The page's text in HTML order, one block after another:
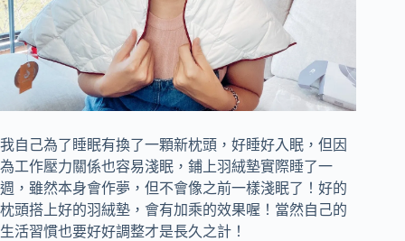
我自己為了睡眠有換了一顆新枕頭，好睡好入眠，但因
為工作壓力關係也容易淺眠，鋪上羽絨墊實際睡了一
週，雖然本身會作夢，但不會像之前一樣淺眠了！好的
枕頭搭上好的羽絨墊，會有加乘的效果喔！當然自己的
生活習慣也要好好調整才是長久之計！